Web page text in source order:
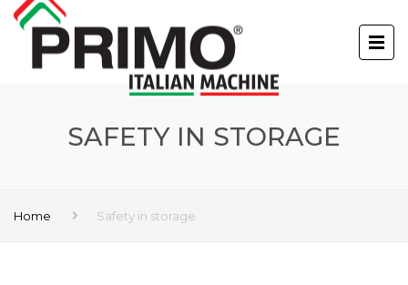
SAFETY IN STORAGE
Home Safety in storage